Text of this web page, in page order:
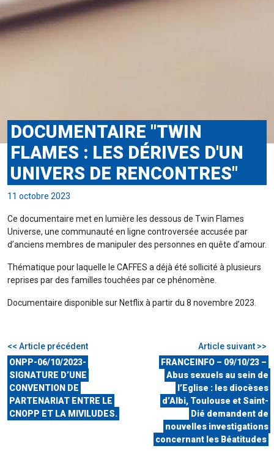
DOCUMENTAIRE "TWIN
FLAMES : LES DÉRIVES D'UN
UNIVERS DE RENCONTRES"
11 octobre 2023
Ce documentaire met en lumière les dessous de Twin Flames
Universe, une communauté en ligne controversée accusée par
d’anciens membres de manipuler des personnes en quête d’amour.
Thématique pour laquelle le CAFFES a déjà été sollicité à plusieurs
reprises par des familles touchées par ce phénomène.
Documentaire disponible sur Netflix à partir du 8 novembre 2023.
<< Article précédent
ONPP-06/10/2023-
SIGNATURE D’UNE
CONVENTION DE
PARTENARIAT ENTRE LE
CNOPP ET LA MIVILUDES.
Article suivant >>
FRANCEINFO – 09/10/23 –
Abus sexuels au sein de
l’Eglise : les diocèses
d’Albi, Toulouse et Saint-
Dié demandent de
nouvelles investigations
concernant les Béatitudes